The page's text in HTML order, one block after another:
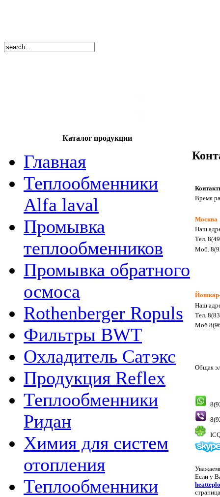
Каталог продукции
Главная
Теплообменники
Alfa laval
Промывка
теплообменников
Промывка обратного
осмоса
Rothenberger Ropuls
Фильтры BWT
Охладитель Сатэкс
Продукция Reflex
Теплообменники
Ридан
Химия для систем
отопления
Теплообменники
Время
Москва
Наш
Тел.
Моб.
Наш
Тел.
Моб
Общая
Если у